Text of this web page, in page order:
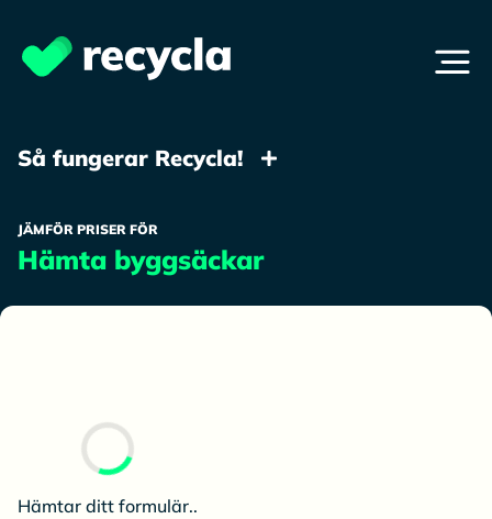
Så fungerar Recycla!
JÄMFÖR PRISER FÖR
Hämta byggsäckar
Hämtar ditt formulär..